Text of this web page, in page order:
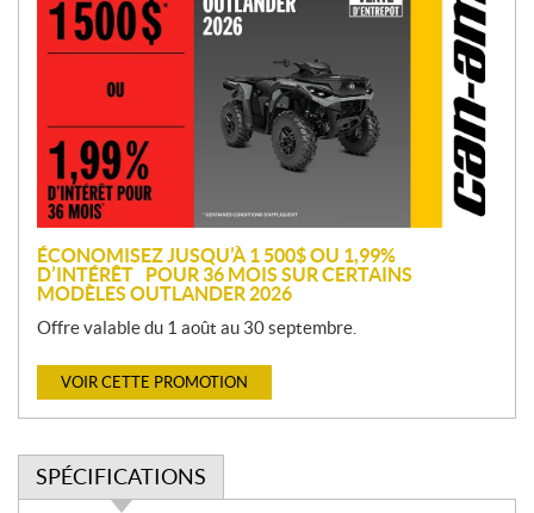
m
o
n
ÉCONOMISEZ JUSQU’À 1 500$ OU 1,99%
D’INTÉRÊT POUR 36 MOIS SUR CERTAINS
MODÈLES OUTLANDER 2026
Offre valable du 1 août au 30 septembre.
VOIR CETTE PROMOTION
SPÉCIFICATIONS